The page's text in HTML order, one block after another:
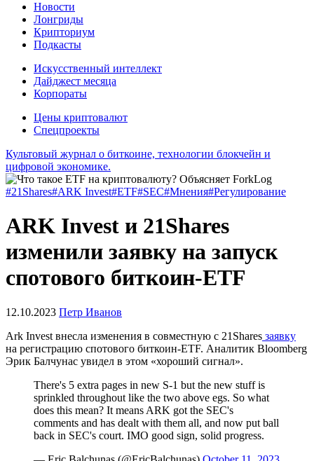
Новости
Лонгриды
Крипториум
Подкасты
Искусственный интеллект
Дайджест месяца
Корпораты
Цены криптовалют
Спецпроекты
Культовый журнал о биткоине, технологии блокчейн и
цифровой экономике.
#21Shares#ARK Invest#ETF#SEC#Мнения#Регулирование
ARK Invest и 21Shares
изменили заявку на запуск
спотового биткоин-ETF
12.10.2023 Петр Иванов
Ark Invest внесла изменения в совместную с 21Shares заявку
на регистрацию спотового биткоин-ETF. Аналитик Bloomberg
Эрик Балчунас увидел в этом «хороший сигнал».
There's 5 extra pages in new S-1 but the new stuff is
sprinkled throughout like the two above egs. So what
does this mean? It means ARK got the SEC's
comments and has dealt with them all, and now put ball
back in SEC's court. IMO good sign, solid progress.